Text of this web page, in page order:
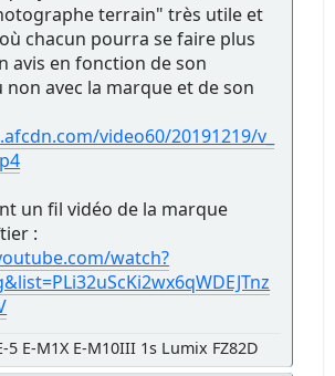
terrain" très utile et
chacun pourra se faire plus
avis en fonction de son
non avec la marque et de son
video60/20191219/v_
un fil vidéo de la marque
:
watch?
5 E-M1X E-M10III 1s Lumix FZ82D